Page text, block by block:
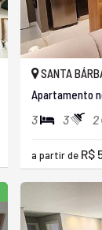
SANTA
3 3 2
a partir de R$